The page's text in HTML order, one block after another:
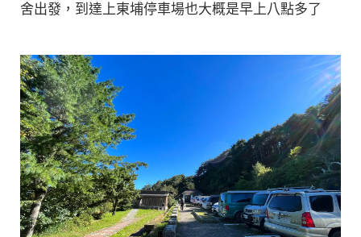
舍出發，到達上東埔停車場也大概是早上八點多了